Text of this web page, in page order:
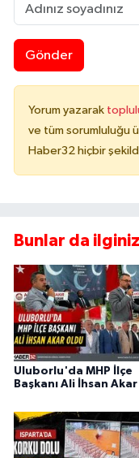
Gönder
Yorum yazarak
ve tüm sorumluluğu
Haber32 hiçbir
Bunlar da
Uluborlu'da MHP İlçe
Başkanı Ali İhsan